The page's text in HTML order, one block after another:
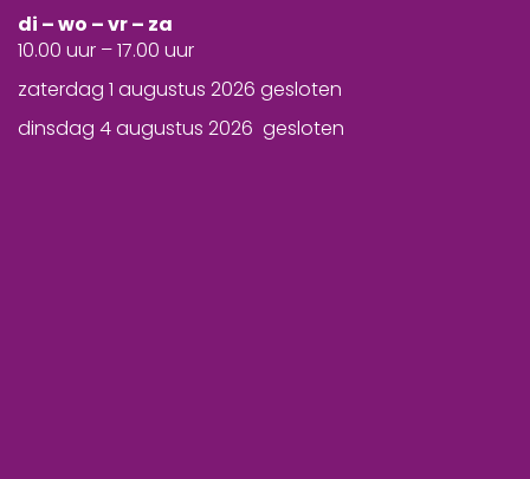
di – wo – vr – za
10.00 uur – 17.00 uur
zaterdag 1 augustus 2026 gesloten
dinsdag 4 augustus 2026 gesloten